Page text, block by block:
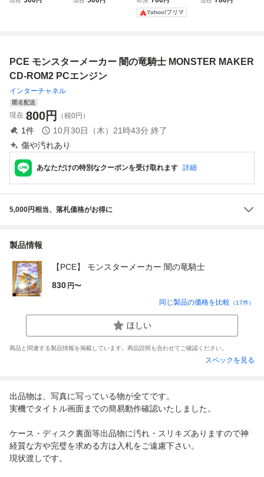
M2 ワンダーボー
イIII モンスターレ
Yahoo!フリマ
PCE モンスターメーカー 闇の竜騎士 MONSTER MAKER
CD-ROM2 PCエンジン
インターチャネル
匿名配送
現在 800円 （税0円）
1件 10月30日（木）21時43分 終了
傷や汚れあり
あなただけの特別なクーポンを受け取れます 詳細
5,000円相当、落札価格がお得に
製品情報
【PCE】 モンスターメーカー 闇の竜騎士
830 円〜
同じ製品の価格を比較 （17件）
ほしい
商品と関連する製品情報を掲載しています。商品説明も合わせてご確認ください。
スペックを見る
出品物は、写真に写っている物が全てです。
実機でタイトル画面までの簡易動作確認いたしました。
ケース・ディスク裏面等出品物に汚れ・スリキズありますので神
経質な方や完璧を求める方は入札をご遠慮下さい。
現状渡しです。